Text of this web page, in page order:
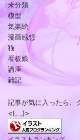
未分類
模型
気楽絵
漫画感想
猫
看板娘
講座
雑記
記事が気に入ったら、
<(_ _)>